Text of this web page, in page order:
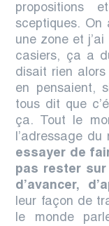
propositions
sceptiques.
une zone et
casiers, ça a
disait rien alors
en pensaient,
tous dit que
ça. Tout le
l’adressage du
essayer de
pas rester sur
d’avancer,
leur façon de
le monde